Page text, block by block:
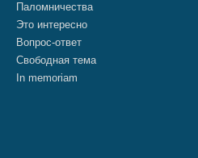
Паломничества
Это интересно
Вопрос-ответ
Свободная тема
In memoriam